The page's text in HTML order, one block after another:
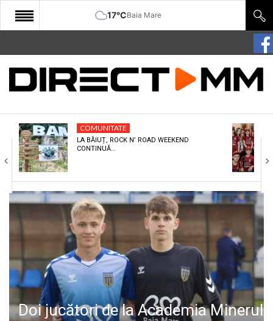
17°CBaia Mare
START
COMUNITATE
CULTURA
ECONOMIE
SANATATE
SPORT
POLITIC
LIFE
COMUNITATE
LA BĂIUȚ, ROCK N’ ROAD WEEKEND
CONTINUĂ…
Doi jucători de la Academia Minerul